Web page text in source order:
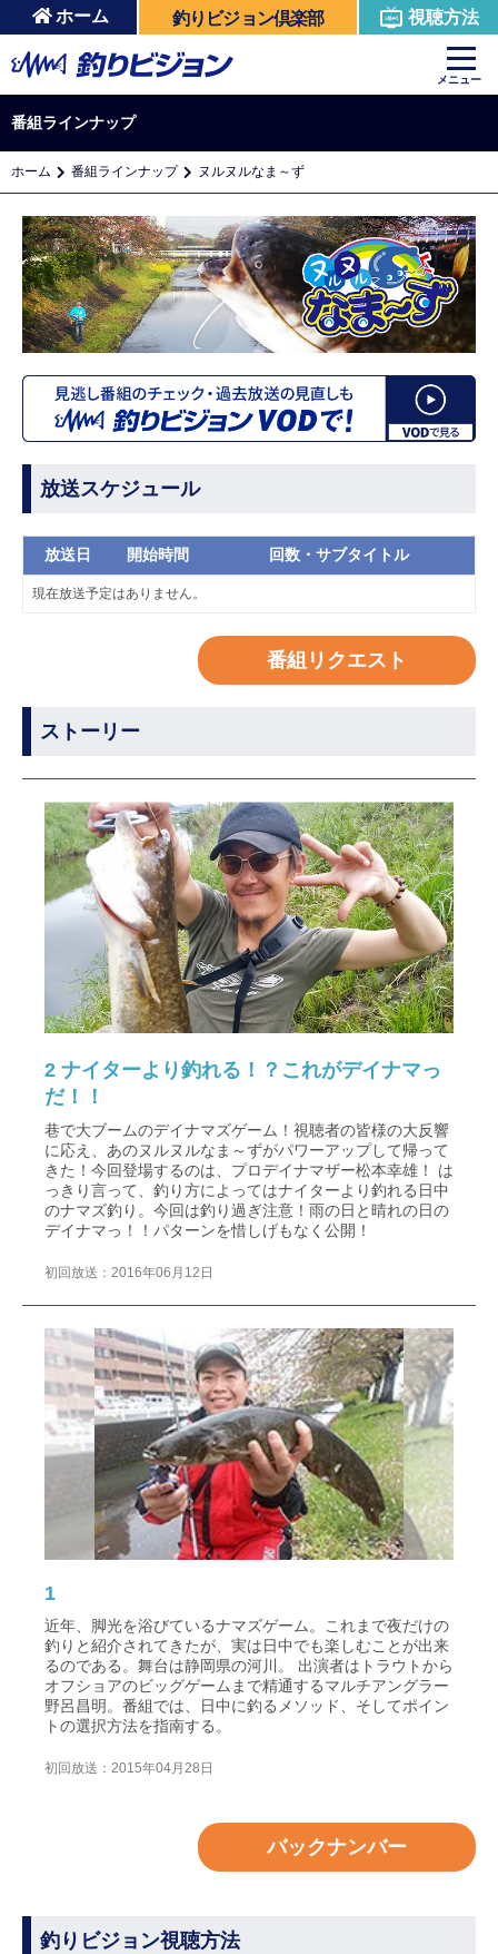
ホーム 釣りビジョン倶楽部 視聴方法
メニュー
番組ラインナップ
ホーム 番組ラインナップ ヌルヌルなま～ず
放送スケジュール
放送日 開始時間 回数・サブタイトル
現在放送予定はありません。
番組リクエスト
ストーリー
2 ナイターより釣れる！？これがデイナマっ
だ！！
巷で大ブームのデイナマズゲーム！視聴者の皆様の大反響
に応え、あのヌルヌルなま～ずがパワーアップして帰って
きた！今回登場するのは、プロデイナマザー松本幸雄！ は
っきり言って、釣り方によってはナイターより釣れる日中
のナマズ釣り。今回は釣り過ぎ注意！雨の日と晴れの日の
デイナマっ！！パターンを惜しげもなく公開！
初回放送：2016年06月12日
1
近年、脚光を浴びているナマズゲーム。これまで夜だけの
釣りと紹介されてきたが、実は日中でも楽しむことが出来
るのである。舞台は静岡県の河川。 出演者はトラウトから
オフショアのビッグゲームまで精通するマルチアングラー
野呂昌明。番組では、日中に釣るメソッド、そしてポイン
トの選択方法を指南する。
初回放送：2015年04月28日
バックナンバー
釣りビジョン視聴方法